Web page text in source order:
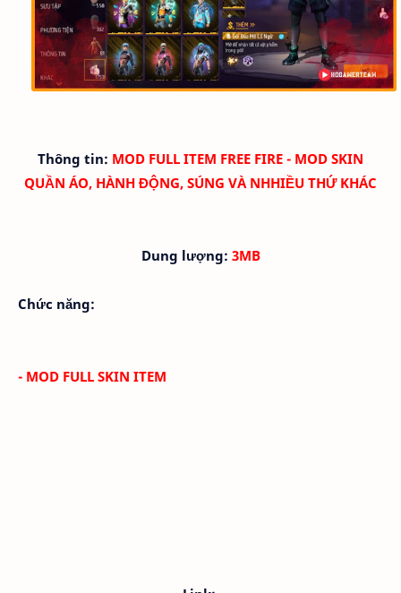
Thông tin: MOD FULL ITEM FREE FIRE - MOD SKIN
QUẦN ÁO, HÀNH ĐỘNG, SÚNG VÀ NHHIỀU THỨ KHÁC
Dung lượng: 3MB
Chức năng:
- MOD FULL SKIN ITEM